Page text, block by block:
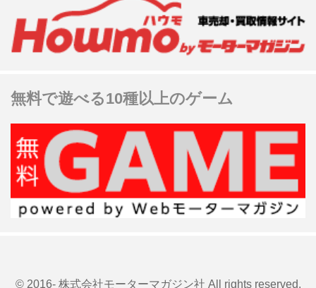
無料で遊べる10種以上のゲーム
© 2016- 株式会社モーターマガジン社 All rights reserved.